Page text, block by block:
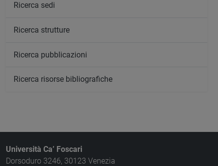
Ricerca sedi
Ricerca strutture
Ricerca pubblicazioni
Ricerca risorse bibliografiche
Università Ca’ Foscari
Dorsoduro 3246, 30123 Venezia